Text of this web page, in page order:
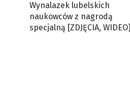
Wynalazek lubelskich
naukowców z nagrodą
specjalną [ZDJĘCIA, WIDEO]